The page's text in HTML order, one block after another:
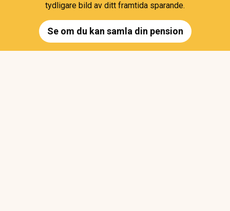
tydligare bild av ditt framtida sparande.
Se om du kan samla din pension